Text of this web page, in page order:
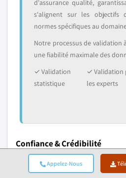
Appelez-Nous
d'assurance qualité,
s'alignent sur les objectifs
normes spécifiques au
Notre processus de validation
une fiabilité maximale des
✓ Validation
statistique
✓ Validation
les experts
Confiance & Crédibilité
10+